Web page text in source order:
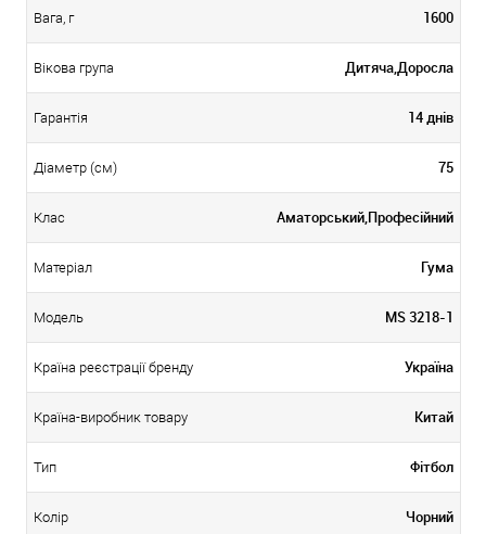
Вага, г 1600
Вікова група Дитяча,Доросла
Гарантія 14 днів
Діаметр (см) 75
Клас Аматорський,Професійний
Матеріал Гума
Модель MS 3218-1
Країна реєстрації бренду Україна
Країна-виробник товару Китай
Тип Фітбол
Колір Чорний